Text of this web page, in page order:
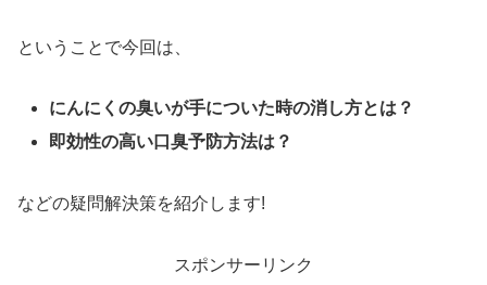
ということで今回は、
にんにくの臭いが手についた時の消し方とは？
即効性の高い口臭予防方法は？
などの疑問解決策を紹介します!
スポンサーリンク